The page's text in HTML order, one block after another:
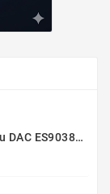
SMSL DP5 Lecteur Réseau DAC ES9038Pro Symétrique AES/EBU HDMI I2S MQA